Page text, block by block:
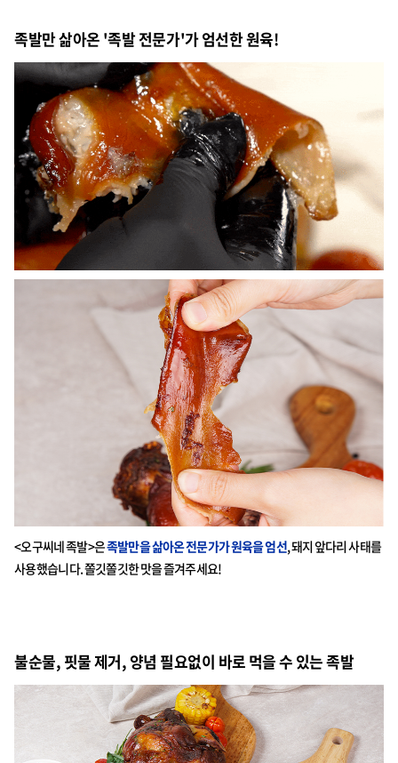
족발만 삶아온 '족발 전문가'가 엄선한 원육!
<오구씨네 족발>은족발만을 삶아온 전문가가 원육을 엄선, 돼지 앞다리 사태를
사용했습니다. 쫄깃쫄깃한 맛을 즐겨주세요!
불순물, 핏물 제거, 양념 필요없이 바로 먹을 수 있는 족발